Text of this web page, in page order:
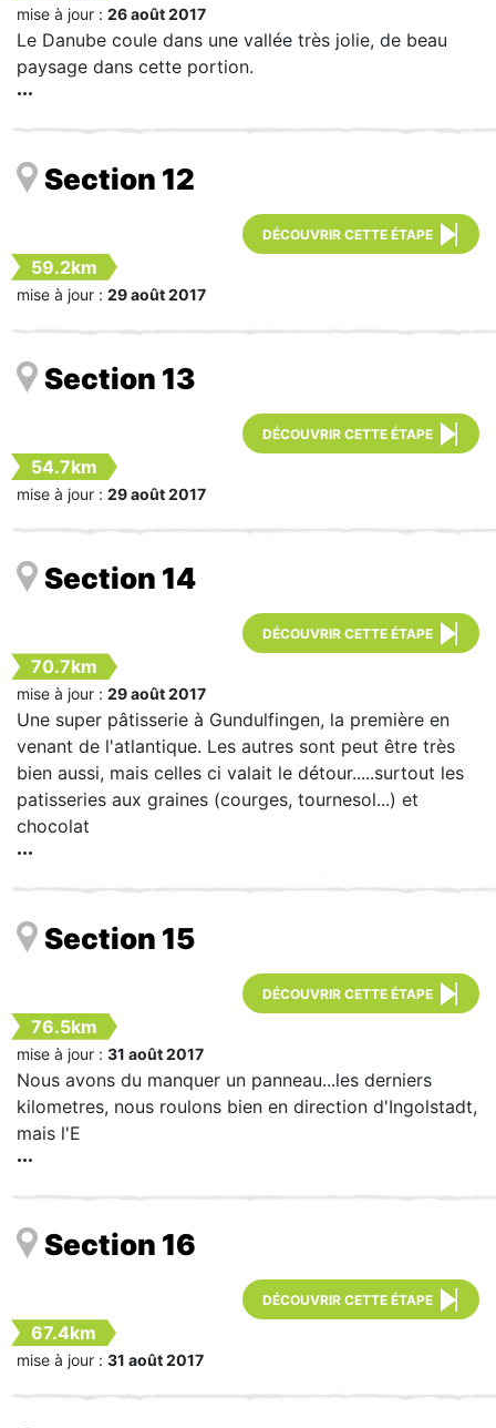
mise à jour : 26 août 2017
Le Danube coule dans une vallée très jolie, de beau
paysage dans cette portion.
Section 12
DÉCOUVRIR CETTE ÉTAPE
59.2km
mise à jour : 29 août 2017
Section 13
DÉCOUVRIR CETTE ÉTAPE
54.7km
mise à jour : 29 août 2017
Section 14
DÉCOUVRIR CETTE ÉTAPE
70.7km
mise à jour : 29 août 2017
Une super pâtisserie à Gundulfingen, la première en
venant de l'atlantique. Les autres sont peut être très
bien aussi, mais celles ci valait le détour.....surtout les
patisseries aux graines (courges, tournesol...) et
chocolat
Section 15
DÉCOUVRIR CETTE ÉTAPE
76.5km
mise à jour : 31 août 2017
Nous avons du manquer un panneau...les derniers
kilometres, nous roulons bien en direction d'Ingolstadt,
mais l'E
Section 16
DÉCOUVRIR CETTE ÉTAPE
67.4km
mise à jour : 31 août 2017